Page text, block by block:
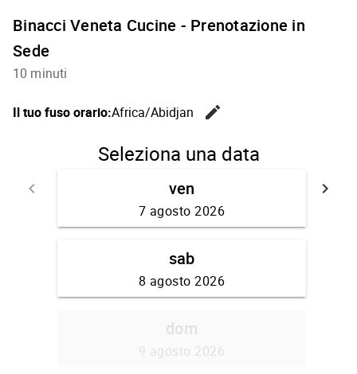
Binacci Veneta Cucine - Prenotazione in
Sede
10 minuti
Il tuo fuso orario:Africa/Abidjan
edit
Seleziona una data
keyboard_arrow_left
Torna indietro
keyboard_arrow_right
ven
7 agosto 2026
sab
8 agosto 2026
dom
9 agosto 2026